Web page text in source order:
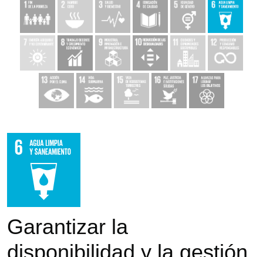
Garantizar la
disponibilidad y la gestión